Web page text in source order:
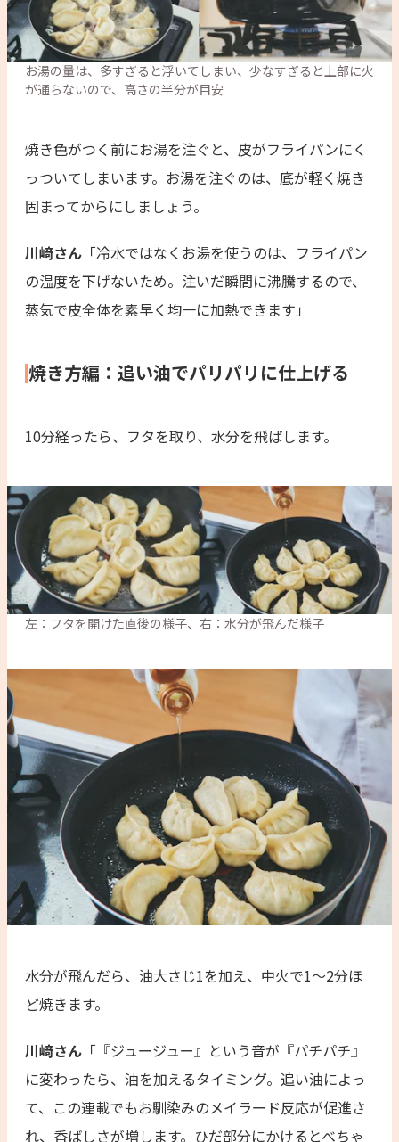
お湯の量は、多すぎると浮いてしまい、少なすぎると上部に火
が通らないので、高さの半分が目安
焼き色がつく前にお湯を注ぐと、皮がフライパンにく
っついてしまいます。お湯を注ぐのは、底が軽く焼き
固まってからにしましょう。
川﨑さん 「冷水ではなくお湯を使うのは、フライパン
の温度を下げないため。注いだ瞬間に沸騰するので、
蒸気で皮全体を素早く均一に加熱できます」
焼き方編：追い油でパリパリに仕上げる
10分経ったら、フタを取り、水分を飛ばします。
水分が飛んだら、油大さじ1を加え、中火で1〜2分ほ
ど焼きます。
川﨑さん 「『ジュージュー』という音が『パチパチ』
に変わったら、油を加えるタイミング。追い油によっ
て、この連載でもお馴染みのメイラード反応が促進さ
れ、香ばしさが増します。ひだ部分にかけるとべちゃ